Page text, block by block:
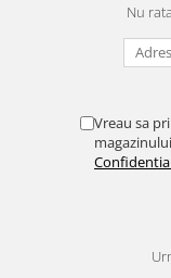
Nu
Vreau sa